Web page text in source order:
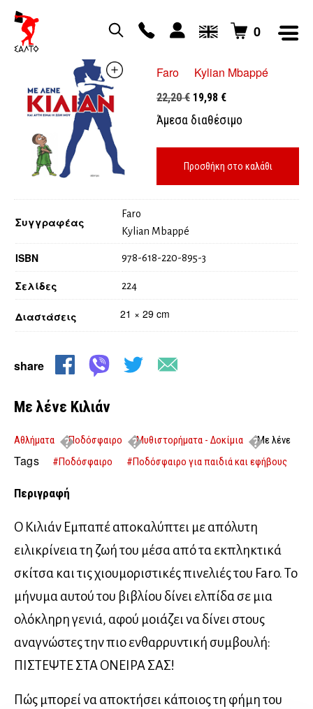
0
Faro
Kylian Mbappé
22,20€ Original
price
22,20 €.
19,98 €Η
τρέχουσα
τιμή
είναι:
19,98 €.
Άμεσα διαθέσιμο
Προσθήκη στο καλάθι
Διαστάσεις 21 × 29 cm
Συγγραφέας
Faro
Kylian Mbappé
ISBN 978-618-220-895-3
Σελίδες 224
share
Με λένε Κιλιάν
Αθλήματα Ποδόσφαιρο Μυθιστορήματα - Δοκίμια
Με λένε
Κιλιάν
Tags #Ποδόσφαιρο #Ποδόσφαιρο για παιδιά και εφήβους
Περιγραφή
Ο Κιλιάν Εμπαπέ αποκαλύπτει με απόλυτη
ειλικρίνεια τη ζωή του μέσα από τα εκπληκτικά
σκίτσα και τις χιουμοριστικές πινελιές του Faro. Το
μήνυμα αυτού του βιβλίου δίνει ελπίδα σε μια
ολόκληρη γενιά, αφού μοιάζει να δίνει στους
αναγνώστες την πιο ενθαρρυντική συμβουλή:
ΠΙΣΤΕΨΤΕ ΣΤΑ ΟΝΕΙΡΑ ΣΑΣ!
Πώς μπορεί να αποκτήσει κάποιος τη φήμη του